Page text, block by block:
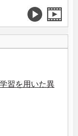
習を用いた異